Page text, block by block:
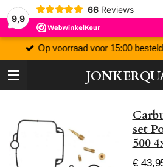
9,9
66 Reviews
Op voorraad voor 15:00
set
500
€